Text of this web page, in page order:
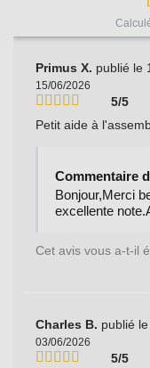
Primus X. publié le
15/06/2026
5/5
Petit aide à
Commentaire
Bonjour,Merci
excellente
Cet avis vous a-t-il
Charles B. publié
03/06/2026
5/5